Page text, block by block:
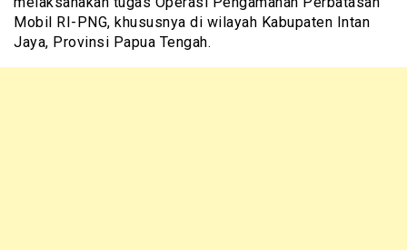
Mobil RI-PNG, khususnya di wilayah Kabupaten Intan
Jaya, Provinsi Papua Tengah.